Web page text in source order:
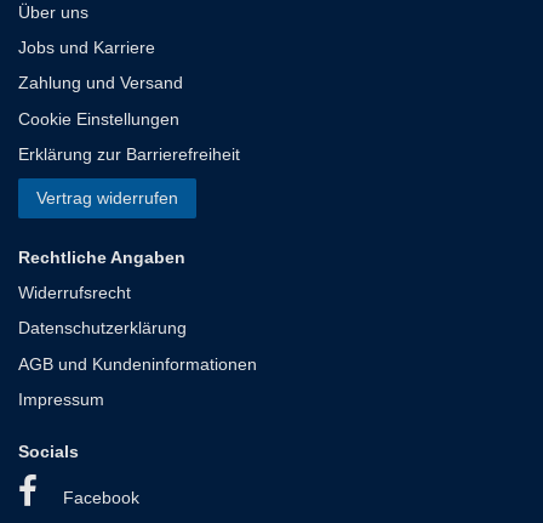
Über uns
Jobs und Karriere
Zahlung und Versand
Cookie Einstellungen
Erklärung zur Barrierefreiheit
Vertrag widerrufen
Rechtliche Angaben
Widerrufsrecht
Datenschutzerklärung
AGB und Kundeninformationen
Impressum
Socials
Facebook